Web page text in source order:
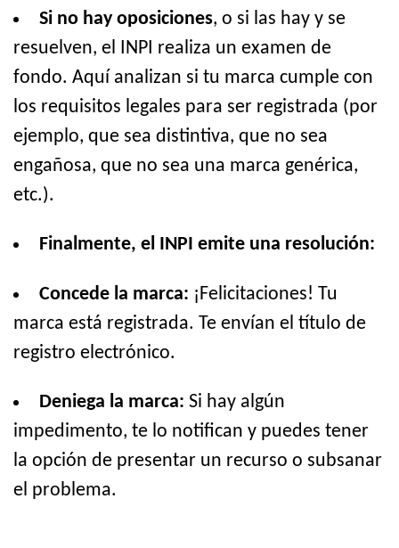
Si no hay oposiciones, o si las hay y se
resuelven, el INPI realiza un examen de
fondo. Aquí analizan si tu marca cumple con
los requisitos legales para ser registrada (por
ejemplo, que sea distintiva, que no sea
engañosa, que no sea una marca genérica,
etc.).
Finalmente, el INPI emite una resolución:
Concede la marca: ¡Felicitaciones! Tu
marca está registrada. Te envían el título de
registro electrónico.
Deniega la marca: Si hay algún
impedimento, te lo notifican y puedes tener
la opción de presentar un recurso o subsanar
el problema.